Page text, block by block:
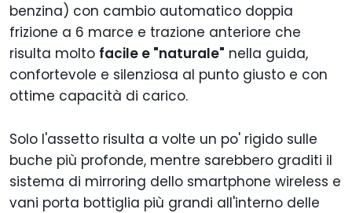
benzina) con cambio automatico doppia
frizione a 6 marce e trazione anteriore che
risulta molto facile e "naturale" nella guida,
confortevole e silenziosa al punto giusto e con
ottime capacità di carico.
Solo l'assetto risulta a volte un po' rigido sulle
buche più profonde, mentre sarebbero graditi il
sistema di mirroring dello smartphone wireless e
vani porta bottiglia più grandi all'interno delle